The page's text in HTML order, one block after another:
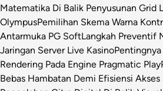
Matematika Di Balik Penyusunan Grid
OlympusPemilihan Skema Warna
Antarmuka PG SoftLangkah Preventif
Jaringan Server Live Kasino
Rendering Pada Engine Pragmatic Play
Bebas Hambatan Demi Efisiensi